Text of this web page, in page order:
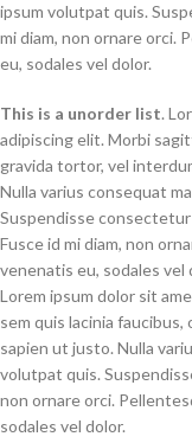
ipsum volutpat quis.
mi diam, non ornare orci.
eu, sodales vel dolor.
This is a unorder list.
adipiscing elit. Morbi
gravida tortor, vel
Nulla varius consequat
Suspendisse
Fusce id mi diam, non
venenatis eu, sodales vel
Lorem ipsum dolor sit
sem quis lacinia
sapien ut justo. Nulla
volutpat quis.
non ornare orci.
sodales vel dolor.